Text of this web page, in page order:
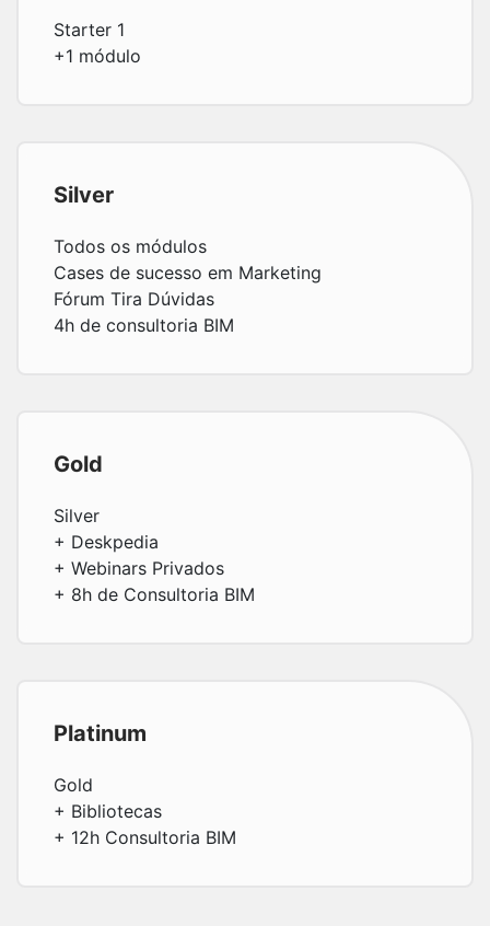
Starter 1
+1 módulo
Silver
Todos os módulos
Cases de sucesso em Marketing
Fórum Tira Dúvidas
4h de consultoria BIM
Gold
Silver
+ Deskpedia
+ Webinars Privados
+ 8h de Consultoria BIM
Platinum
Gold
+ Bibliotecas
+ 12h Consultoria BIM